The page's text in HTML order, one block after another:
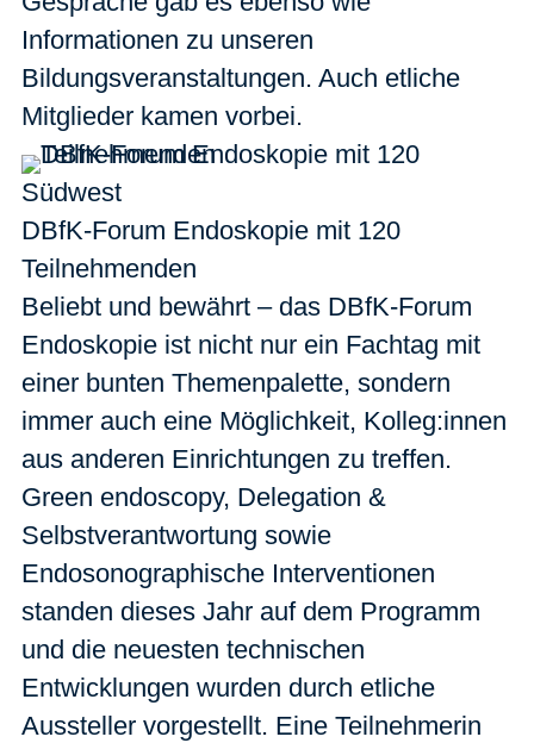
Informationen zu unseren
Bildungsveranstaltungen. Auch etliche
Mitglieder kamen vorbei.
Südwest
DBfK-Forum Endoskopie mit 120
Teilnehmenden
Beliebt und bewährt – das DBfK-Forum
Endoskopie ist nicht nur ein Fachtag mit
einer bunten Themenpalette, sondern
immer auch eine Möglichkeit, Kolleg:innen
aus anderen Einrichtungen zu treffen.
Green endoscopy, Delegation &
Selbstverantwortung sowie
Endosonographische Interventionen
standen dieses Jahr auf dem Programm
und die neuesten technischen
Entwicklungen wurden durch etliche
Aussteller vorgestellt. Eine Teilnehmerin